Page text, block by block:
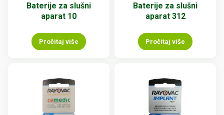
Baterije za slušni
aparat 10
Pročitaj više
Baterije za slušni
aparat 312
Pročitaj više